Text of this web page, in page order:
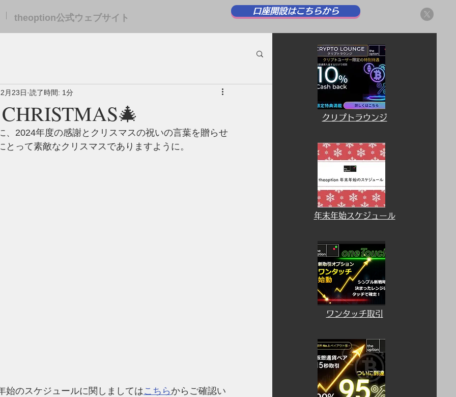
theoption公式ウェブサイト
口座開設はこちらから
月23日 読了時間: 1分
、2024年度の感謝とクリスマスの祝いの言葉を贈らせ
とって素敵なクリスマスでありますように。
始のスケジュールに関しましてはこちら からご確認い
​クリプトラウンジ
​年末年始スケジュール
​ワンタッチ取引